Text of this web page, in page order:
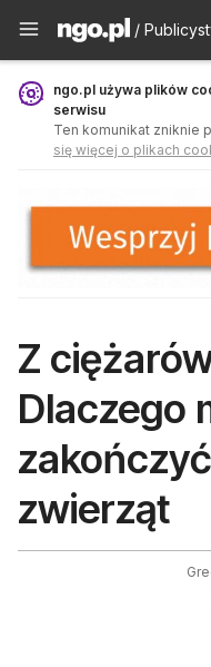
Publicystyka
/
ngo.pl używa plików
serwisu
Ten komunikat zniknie
się więcej o plikach
Z
Dlaczego
zwierząt